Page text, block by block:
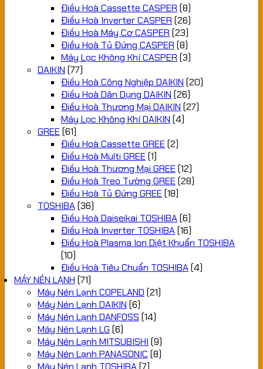
Điều Hoà Cassette CASPER (8)
Điều Hoà Inverter CASPER (26)
Điều Hoà Máy Cơ CASPER (23)
Điều Hoà Tủ Đứng CASPER (8)
Máy Lọc Không Khí CASPER (3)
DAIKIN (77)
Điều Hoà Công Nghiệp DAIKIN (20)
Điều Hoà Dân Dụng DAIKIN (26)
Điều Hoà Thương Mại DAIKIN (27)
Máy Lọc Không Khí DAIKIN (4)
GREE (61)
Điều Hoà Cassette GREE (2)
Điều Hoà Multi GREE (1)
Điều Hoà Thương Mại GREE (12)
Điều Hoà Treo Tường GREE (28)
Điều Hoà Tủ Đứng GREE (18)
TOSHIBA(36)
Điều Hoà Daiseikai TOSHIBA(6)
Điều Hoà Inverter TOSHIBA(16)
Điều Hoà Plasma Ion Diệt Khuẩn TOSHIBA
(10)
Điều Hoà Tiêu Chuẩn TOSHIBA(4)
MÁY NÉN LẠNH (71)
Máy Nén Lạnh COPELAND (21)
Máy Nén Lạnh DAIKIN (6)
Máy Nén Lạnh DANFOSS (14)
Máy Nén Lạnh LG (6)
Máy Nén Lạnh MITSUBISHI (9)
Máy Nén Lạnh PANASONIC (8)
Máy Nén Lạnh TOSHIBA (7)